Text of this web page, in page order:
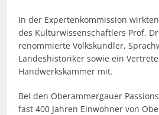
In der Expertenkommission
des Kulturwissenschaftlers Prof.
renommierte Volkskundler,
Landeshistoriker sowie ein
Handwerkskammer mit.
Bei den Oberammergauer
fast 400 Jahren Einwohner von